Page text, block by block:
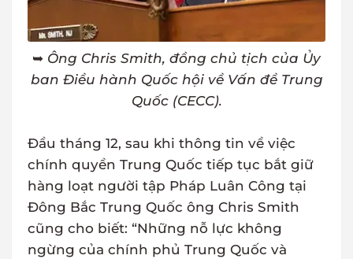
➥ Ông Chris Smith, đồng chủ tịch của Ủy
ban Điều hành Quốc hội về Vấn đề Trung
Quốc (CECC).
Đầu tháng 12, sau khi thông tin về việc
chính quyền Trung Quốc tiếp tục bắt giữ
hàng loạt người tập Pháp Luân Công tại
Đông Bắc Trung Quốc ông Chris Smith
cũng cho biết: “Những nỗ lực không
ngừng của chính phủ Trung Quốc và